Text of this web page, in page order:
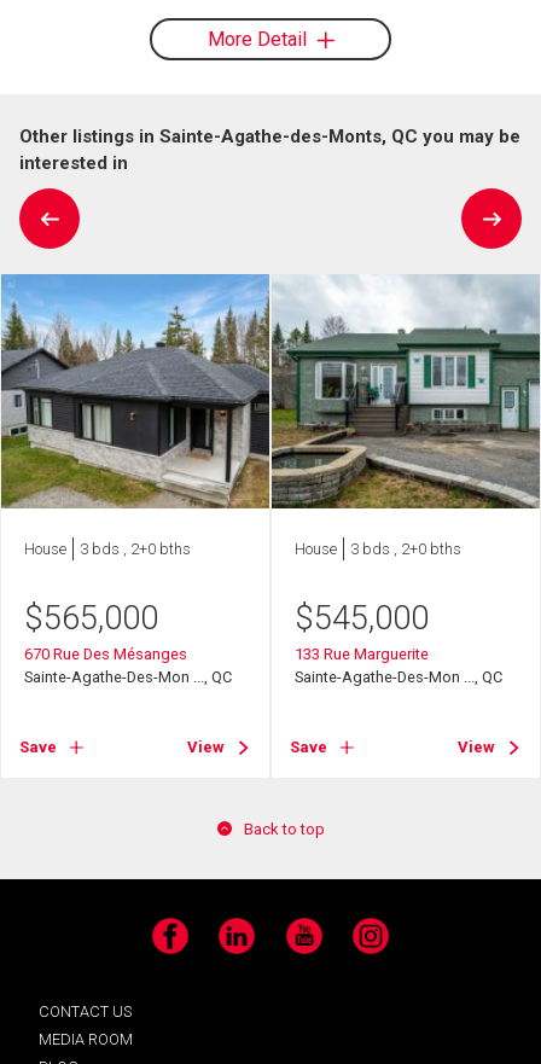
More Detail
Other listings in Sainte-Agathe-des-Monts, QC you may be
interested in
House 3 bds , 2+0 bths
$565,000
670 Rue Des Mésanges
Sainte-Agathe-Des-Mon ..., QC
Save View
House 3 bds , 2+0 bths
$545,000
133 Rue Marguerite
Sainte-Agathe-Des-Mon ..., QC
Save View
Back to top
Facebook LinkedIn YouTube Instagram
CONTACT US
MEDIA ROOM